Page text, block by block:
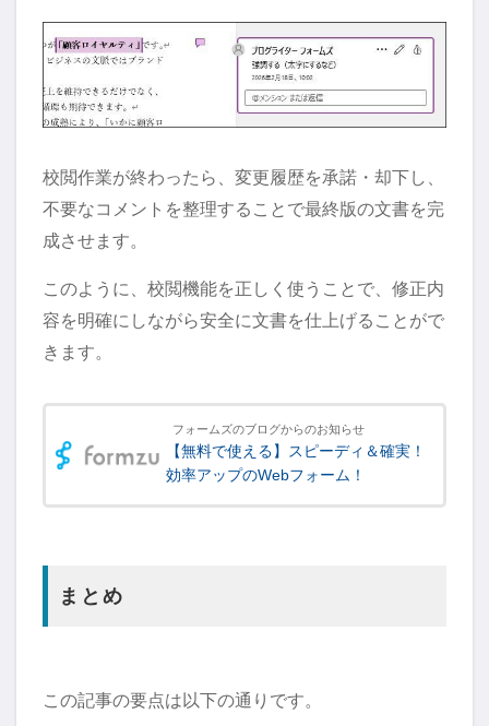
校閲作業が終わったら、変更履歴を承諾・却下し、
不要なコメントを整理することで最終版の文書を完
成させます。
このように、校閲機能を正しく使うことで、修正内
容を明確にしながら安全に文書を仕上げることがで
きます。
フォームズのブログからのお知らせ
【無料で使える】スピーディ＆確実！
効率アップのWebフォーム！
まとめ
この記事の要点は以下の通りです。